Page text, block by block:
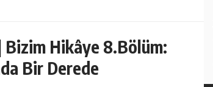
Bizim Hikâye 8.Bölüm:
Bir Derede